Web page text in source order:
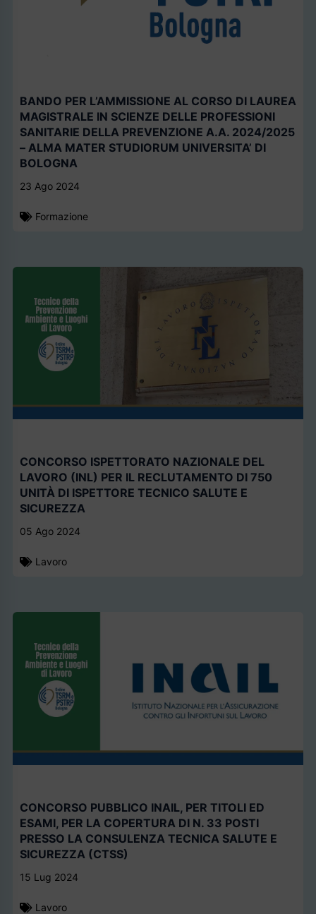
BANDO PER L’AMMISSIONE AL CORSO DI LAUREA
MAGISTRALE IN SCIENZE DELLE PROFESSIONI
SANITARIE DELLA PREVENZIONE A.A. 2024/2025
– ALMA MATER STUDIORUM UNIVERSITA’ DI
BOLOGNA
23 Ago 2024
Formazione
CONCORSO ISPETTORATO NAZIONALE DEL
LAVORO (INL) PER IL RECLUTAMENTO DI 750
UNITÀ DI ISPETTORE TECNICO SALUTE E
SICUREZZA
05 Ago 2024
Lavoro
CONCORSO PUBBLICO INAIL, PER TITOLI ED
ESAMI, PER LA COPERTURA DI N. 33 POSTI
PRESSO LA CONSULENZA TECNICA SALUTE E
SICUREZZA (CTSS)
15 Lug 2024
Lavoro